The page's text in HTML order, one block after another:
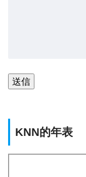
KNN的年表